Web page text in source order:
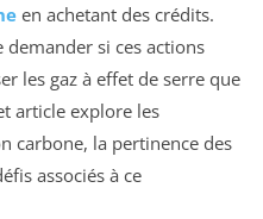
en achetant des crédits.
demander si ces actions
les gaz à effet de serre que
article explore les
carbone, la pertinence des
associés à ce